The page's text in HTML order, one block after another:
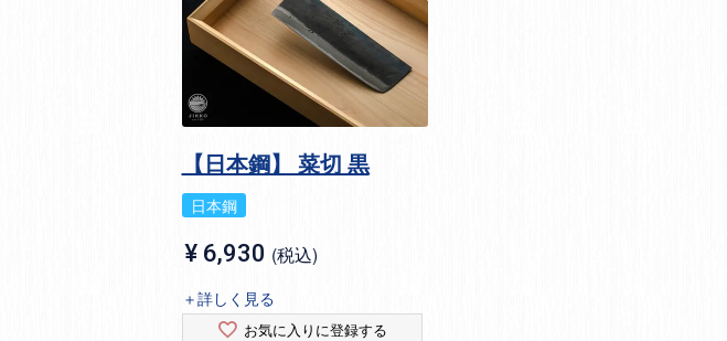
【日本鋼】 菜切 黒
日本鋼
¥ 6,930 税込
＋詳しく見る
お気に入りに登録する